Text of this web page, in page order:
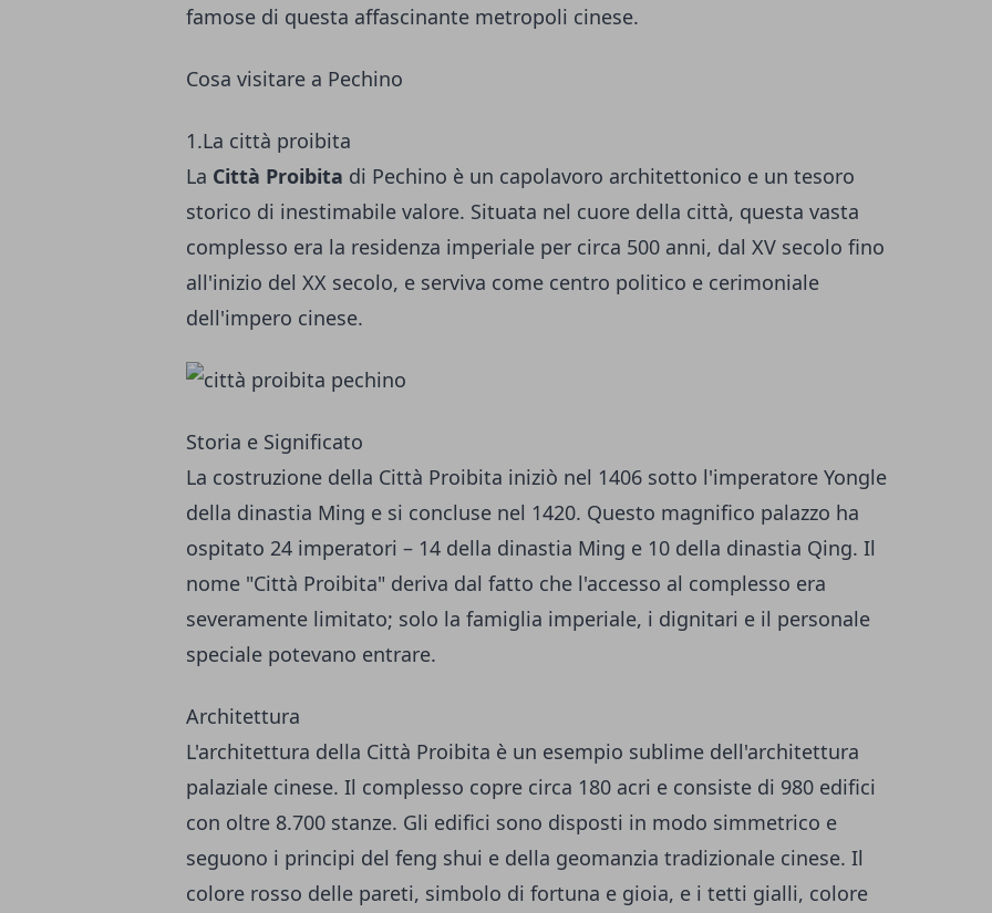
famose di questa affascinante metropoli cinese.
Cosa visitare a Pechino
1.La città proibita
La Città Proibita di Pechino è un capolavoro architettonico e un tesoro
storico di inestimabile valore. Situata nel cuore della città, questa vasta
complesso era la residenza imperiale per circa 500 anni, dal XV secolo fino
all'inizio del XX secolo, e serviva come centro politico e cerimoniale
dell'impero cinese.
Storia e Significato
La costruzione della Città Proibita iniziò nel 1406 sotto l'imperatore Yongle
della dinastia Ming e si concluse nel 1420. Questo magnifico palazzo ha
ospitato 24 imperatori – 14 della dinastia Ming e 10 della dinastia Qing. Il
nome "Città Proibita" deriva dal fatto che l'accesso al complesso era
severamente limitato; solo la famiglia imperiale, i dignitari e il personale
speciale potevano entrare.
Architettura
L'architettura della Città Proibita è un esempio sublime dell'architettura
palaziale cinese. Il complesso copre circa 180 acri e consiste di 980 edifici
con oltre 8.700 stanze. Gli edifici sono disposti in modo simmetrico e
seguono i principi del feng shui e della geomanzia tradizionale cinese. Il
colore rosso delle pareti, simbolo di fortuna e gioia, e i tetti gialli, colore